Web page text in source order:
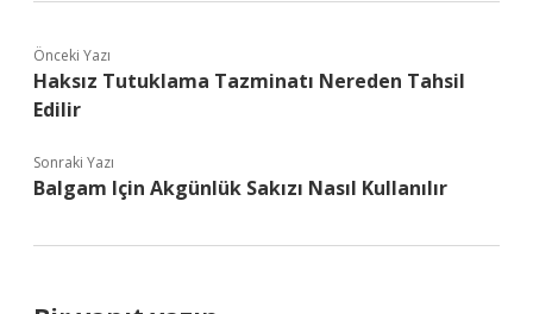
Önceki Yazı
Haksız Tutuklama Tazminatı Nereden Tahsil
Edilir
Sonraki Yazı
Balgam Için Akgünlük Sakızı Nasıl Kullanılır